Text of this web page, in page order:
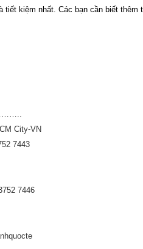
tiết kiệm nhất. Các bạn cần biết
City-VN
7443
7446